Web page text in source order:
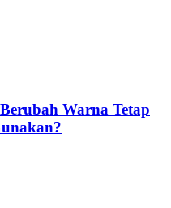
Warna Tetap